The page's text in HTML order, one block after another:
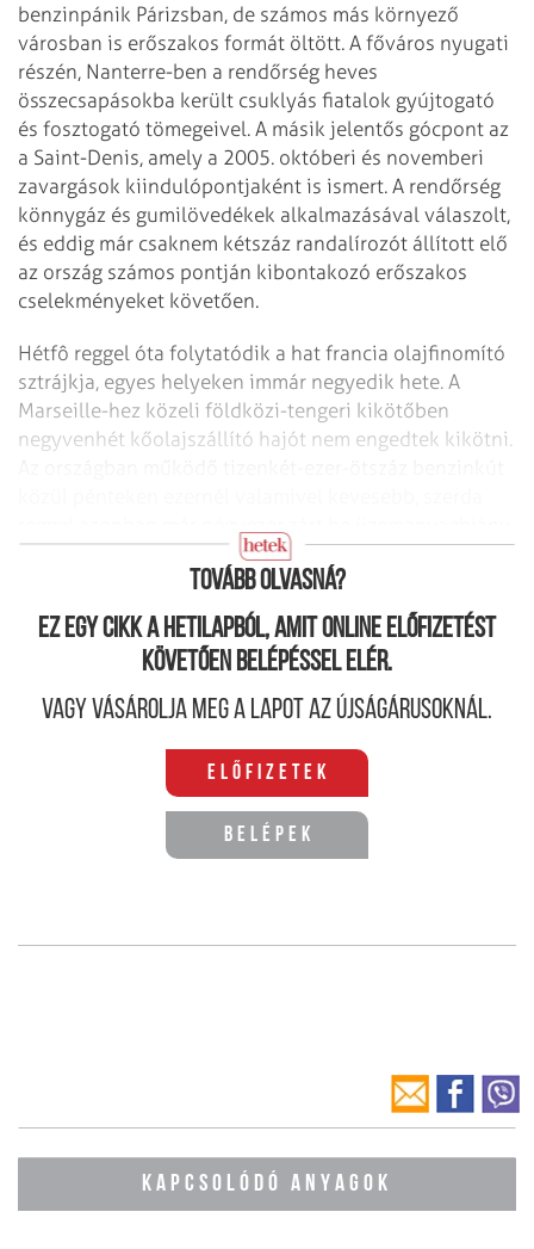
benzinpánik Párizsban, de számos más környező
városban is erőszakos formát öltött. A főváros nyugati
részén, Nanterre-ben a rendőrség heves
összecsapásokba került csuklyás fiatalok gyújtogató
és fosztogató tömegeivel. A másik jelentős gócpont az
a Saint-Denis, amely a 2005. októberi és novemberi
zavargások kiindulópontjaként is ismert. A rendőrség
könnygáz és gumilövedékek alkalmazásával válaszolt,
és eddig már csaknem kétszáz randalírozót állított elő
az ország számos pontján kibontakozó erőszakos
cselekményeket követően.
Hétfô reggel óta folytatódik a hat francia olajfinomító
sztrájkja, egyes helyeken immár negyedik hete. A
Marseille-hez közeli földközi-tengeri kikötőben
negyvenhét kőolajszállító hajót nem engedtek kikötni.
Tovább olvasná?
Ez egy cikk a hetilapból, amit online előfizetést
követően belépéssel elér.
Vagy vásárolja meg a lapot az újságárusoknál.
Előfizetek
Belépek
KAPCSOLÓDÓ ANYAGOK